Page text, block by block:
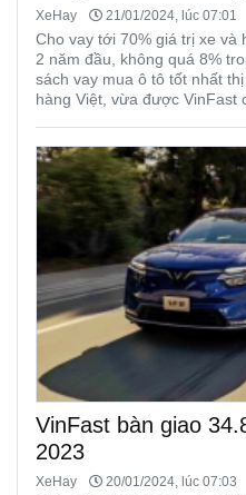
XeHay 21/01/2024, lúc 07:01
Cho vay tới 70% giá trị xe và
2 năm đầu, không quá 8%
sách vay mua ô tô tốt nhất
hàng Việt, vừa được VinFast
VinFast bàn giao
2023
XeHay 20/01/2024, lúc 07:03